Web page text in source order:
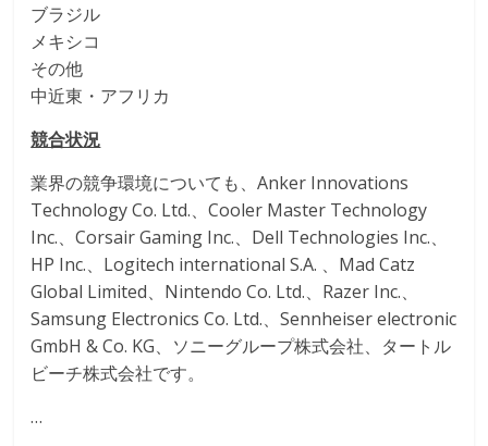
ブラジル
メキシコ
その他
中近東・アフリカ
競合状況
業界の競争環境についても、Anker Innovations
Technology Co. Ltd.、Cooler Master Technology
Inc.、Corsair Gaming Inc.、Dell Technologies Inc.、
HP Inc.、Logitech international S.A. 、Mad Catz
Global Limited、Nintendo Co. Ltd.、Razer Inc.、
Samsung Electronics Co. Ltd.、Sennheiser electronic
GmbH & Co. KG、ソニーグループ株式会社、タートル
ビーチ株式会社です。
…